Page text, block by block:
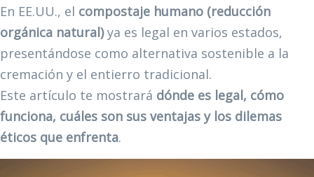
En EE.UU., el compostaje humano (reducción
orgánica natural)ya es legal en varios estados,
presentándose como alternativa sostenible a la
cremación y el entierro tradicional.
Este artículo te mostrará dónde es legal, cómo
funciona, cuáles son sus ventajas y los dilemas
éticos que enfrenta.